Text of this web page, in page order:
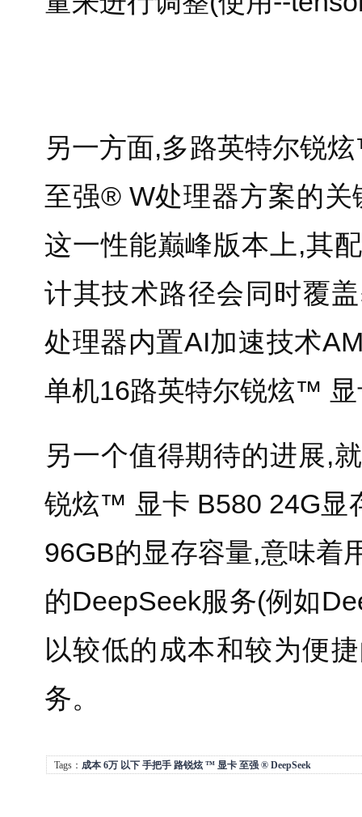
另一方面,多路英特尔锐
至强® W处理器方案的关
这一性能巅峰版本上,其
计其技术路径会同时覆
处理器内置AI加速技术
单机16路英特尔锐炫™
另一个值得期待的进展,
锐炫™ 显卡 B580 24G显
96GB的显存容量,意味着
的DeepSeek服务(例如
以较低的成本和较为便
务。
Tags： 成本 6万 以下 手把手 路锐炫 ™ 显卡 至强 ® DeepSeek